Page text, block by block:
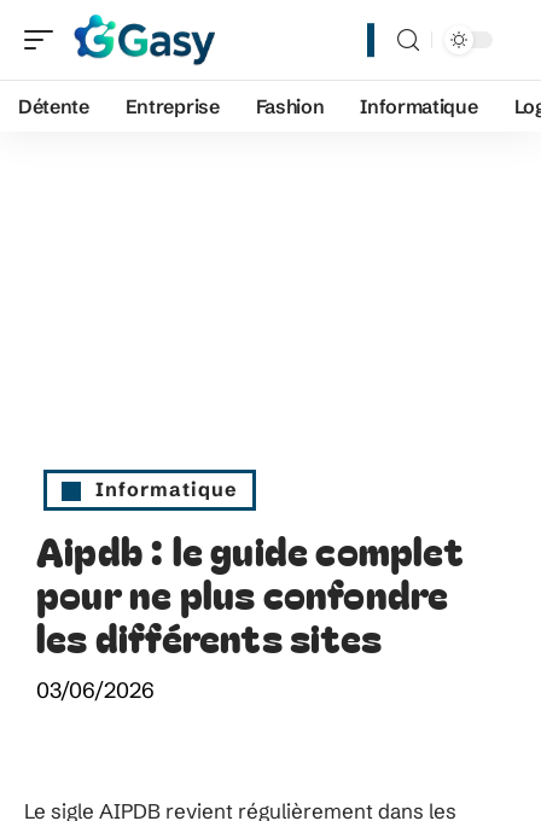
Détente Entreprise Fashion Informatique
Informatique
Aipdb : le guide complet
pour ne plus confondre
les différents sites
03/06/2026
Le sigle AIPDB revient régulièrement dans les